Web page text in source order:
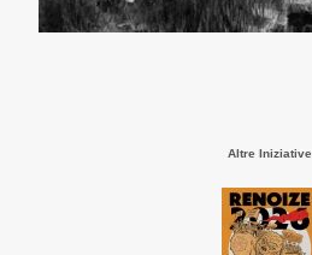
Altre Iniziative